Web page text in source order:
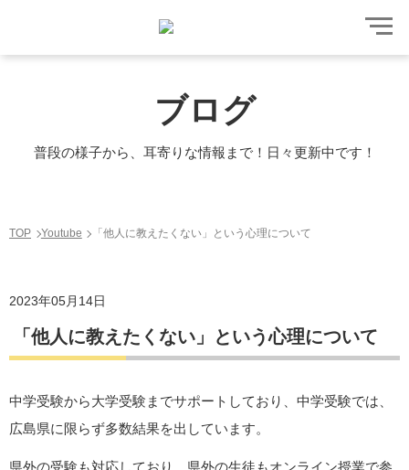
ブログ
普段の様子から、耳寄りな情報まで！日々更新中です！
TOP Youtube 「他人に教えたくない」という心理について
2023年05月14日
「他人に教えたくない」という心理について
中学受験から大学受験までサポートしており、中学受験では、
広島県に限らず多数結果を出しています。
県外の受験も対応しており、県外の生徒もオンライン授業で参